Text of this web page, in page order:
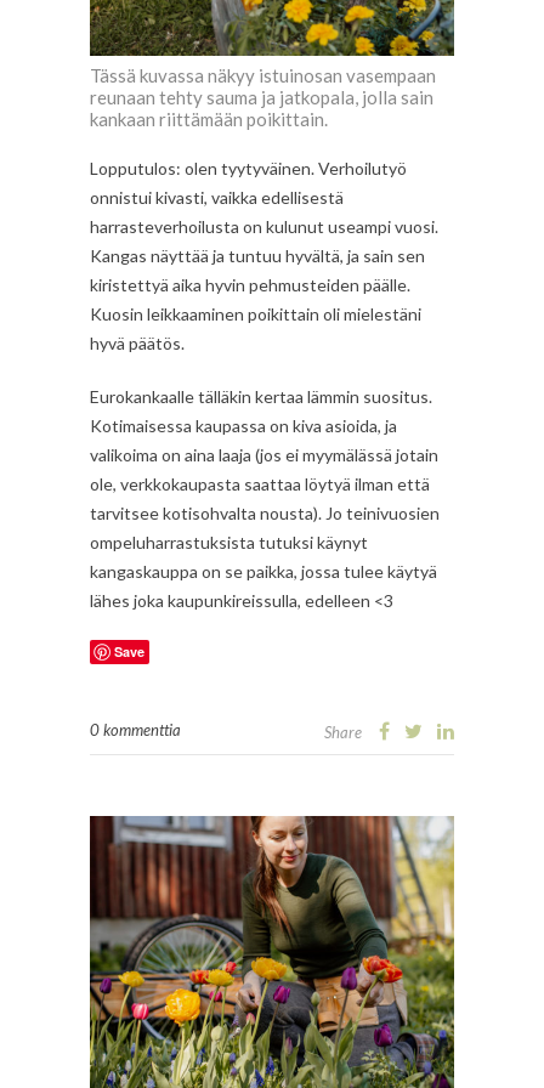
Tässä kuvassa näkyy istuinosan vasempaan
reunaan tehty sauma ja jatkopala, jolla sain
kankaan riittämään poikittain.
Lopputulos: olen tyytyväinen. Verhoilutyö
onnistui kivasti, vaikka edellisestä
harrasteverhoilusta on kulunut useampi vuosi.
Kangas näyttää ja tuntuu hyvältä, ja sain sen
kiristettyä aika hyvin pehmusteiden päälle.
Kuosin leikkaaminen poikittain oli mielestäni
hyvä päätös.
Eurokankaalle tälläkin kertaa lämmin suositus.
Kotimaisessa kaupassa on kiva asioida, ja
valikoima on aina laaja (jos ei myymälässä jotain
ole, verkkokaupasta saattaa löytyä ilman että
tarvitsee kotisohvalta nousta). Jo teinivuosien
ompeluharrastuksista tutuksi käynyt
kangaskauppa on se paikka, jossa tulee käytyä
lähes joka kaupunkireissulla, edelleen <3
Save
0 kommenttia Share